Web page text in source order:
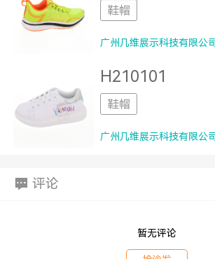
鞋帽
广州几维展示科技有限公
H210101
鞋帽
广州几维展示科技有限公
评论
暂无评论